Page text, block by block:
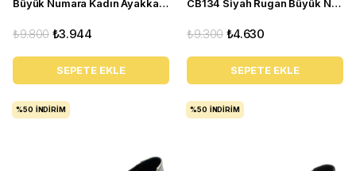
Büyük Numara Kadın Ayakkabı Babet MYG2002 siyah R
₺3.944
₺9.800
SEPETE EKLE
CB134 Siyah Rugan Büyük Numara yazlık kadın babet ayakkabı
₺4.630
₺9.300
SEPETE EKLE
%50 İNDIRIM %50 İNDIRIM